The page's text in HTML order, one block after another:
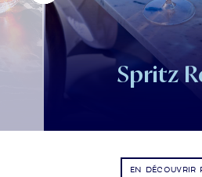
Spritz
EN DÉCOUVRIR